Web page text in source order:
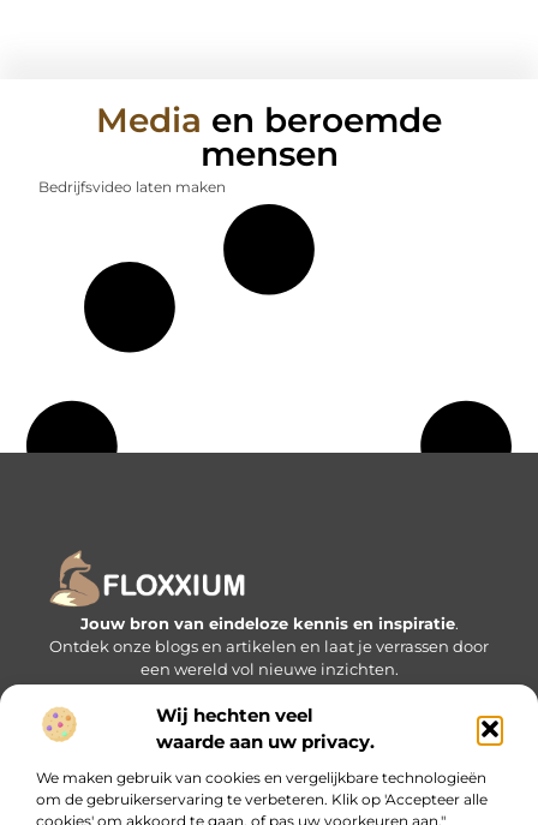
Wij hechten veel
waarde aan uw privacy.
We maken gebruik van cookies en vergelijkbare technologieën
om de gebruikerservaring te verbeteren. Klik op 'Accepteer alle
cookies' om akkoord te gaan, of pas uw voorkeuren aan."
Media en beroemde
mensen
Bedrijfsvideo laten maken
Jouw bron van eindeloze kennis en inspiratie.
Ontdek onze blogs en artikelen en laat je verrassen door
een wereld vol nieuwe inzichten.
Bericht categorie
Onze informatie